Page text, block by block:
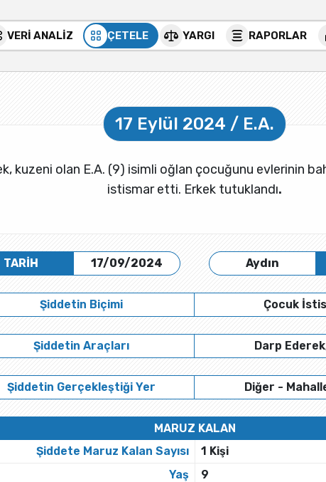
VERİ ANALİZ ÇETELE YARGI RAPORLAR
17 Eylül 2024 / E.A.
kuzeni olan E.A. (9) isimli oğlan çocuğunu evlerinin
istismar etti. Erkek tutuklandı.
TARİH 17/09/2024 Aydın
Şiddetin Biçimi Çocuk
Şiddetin Araçları Darp
Şiddetin Gerçekleştiği Yer Diğer -
MARUZ KALAN
Şiddete Maruz Kalan Sayısı
1 Kişi
Yaş
9